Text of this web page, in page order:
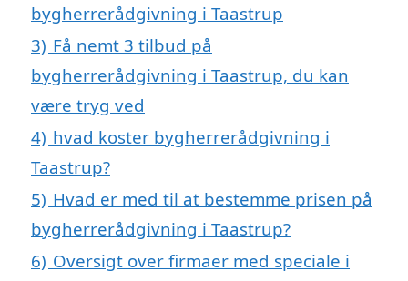
bygherrerådgivning i Taastrup
3) Få nemt 3 tilbud på
bygherrerådgivning i Taastrup, du kan
være tryg ved
4) hvad koster bygherrerådgivning i
Taastrup?
5) Hvad er med til at bestemme prisen på
bygherrerådgivning i Taastrup?
6) Oversigt over firmaer med speciale i